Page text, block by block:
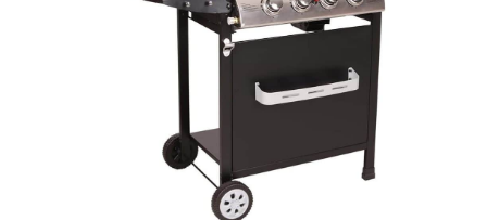
tonnelle de jardin
exterieur avec style